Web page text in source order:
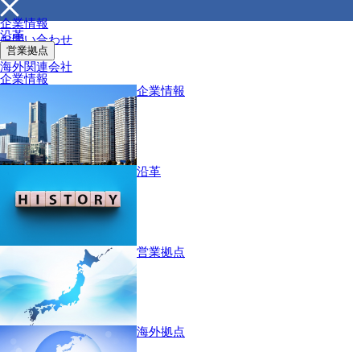
企業情報
沿革
営業拠点
海外関連会社
企業情報
企業情報
沿革
営業拠点
海外拠点
お問い合わせ